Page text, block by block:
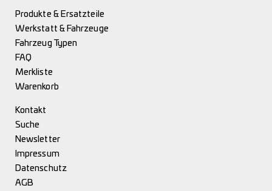
Produkte & Ersatzteile
Werkstatt & Fahrzeuge
Fahrzeug Typen
FAQ
Merkliste
Warenkorb
Kontakt
Suche
Newsletter
Impressum
Datenschutz
AGB